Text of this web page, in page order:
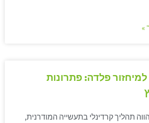
»
פלדה: פתרונות
תהליך קרדינלי בתעשייה המודרנית,